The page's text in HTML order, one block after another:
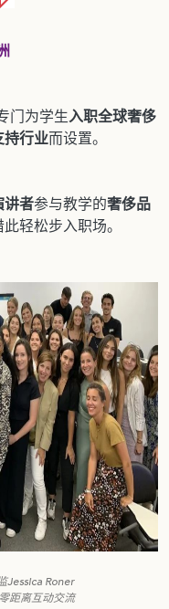
门为学生入职全球奢侈
持行业而设置。
讲者参与教学的奢侈品
轻松步入职场。
Jessica Roner
距离互动交流